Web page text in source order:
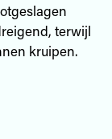
terwijl
kruipen.